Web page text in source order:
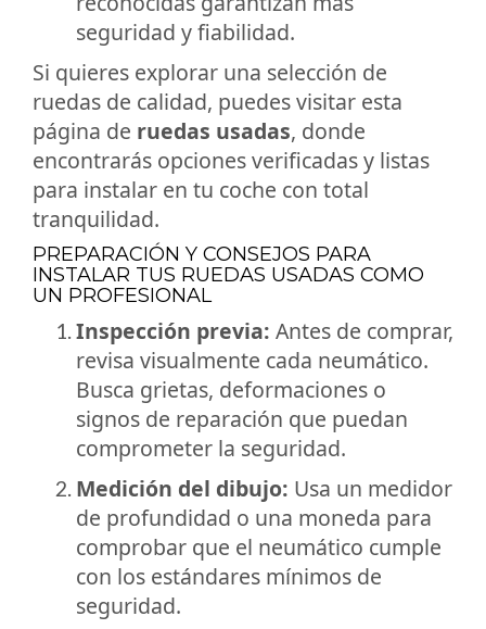
seguridad y fiabilidad.
Si quieres explorar una selección de
ruedas de calidad, puedes visitar esta
página de ruedas usadas, donde
encontrarás opciones verificadas y listas
para instalar en tu coche con total
tranquilidad.
PREPARACIÓN Y CONSEJOS PARA
INSTALAR TUS RUEDAS USADAS COMO
UN PROFESIONAL
Inspección previa: Antes de comprar,
revisa visualmente cada neumático.
Busca grietas, deformaciones o
signos de reparación que puedan
comprometer la seguridad.
Medición del dibujo: Usa un medidor
de profundidad o una moneda para
comprobar que el neumático cumple
con los estándares mínimos de
seguridad.